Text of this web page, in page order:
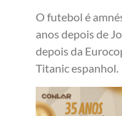
O futebol é
anos depois de
depois da
Titanic espanhol.